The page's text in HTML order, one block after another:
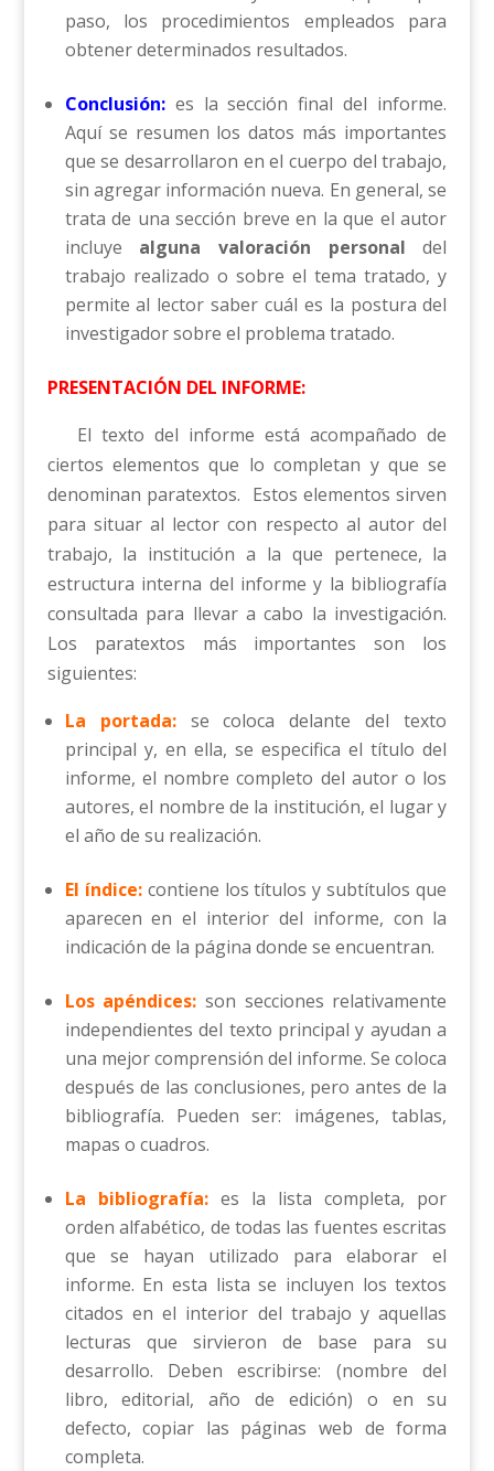
paso, los procedimientos empleados para
obtener determinados resultados.
Conclusión:es la sección final del informe.
Aquí se resumen los datos más importantes
que se desarrollaron en el cuerpo del trabajo,
sin agregar información nueva. En general, se
trata de una sección breve en la que el autor
incluye alguna valoración personal del
trabajo realizado o sobre el tema tratado, y
permite al lector saber cuál es la postura del
investigador sobre el problema tratado.
PRESENTACIÓN DEL INFORME:
El texto del informe está acompañado de
ciertos elementos que lo completan y que se
denominan paratextos. Estos elementos sirven
para situar al lector con respecto al autor del
trabajo, la institución a la que pertenece, la
estructura interna del informe y la bibliografía
consultada para llevar a cabo la investigación.
Los paratextos más importantes son los
siguientes:
La portada: se coloca delante del texto
principal y, en ella, se especifica el título del
informe, el nombre completo del autor o los
autores, el nombre de la institución, el lugar y
el año de su realización.
El índice:contiene los títulos y subtítulos que
aparecen en el interior del informe, con la
indicación de la página donde se encuentran.
Los apéndices: son secciones relativamente
independientes del texto principal y ayudan a
una mejor comprensión del informe. Se coloca
después de las conclusiones, pero antes de la
bibliografía. Pueden ser: imágenes, tablas,
mapas o cuadros.
La bibliografía:es la lista completa, por
orden alfabético, de todas las fuentes escritas
que se hayan utilizado para elaborar el
informe. En esta lista se incluyen los textos
citados en el interior del trabajo y aquellas
lecturas que sirvieron de base para su
desarrollo. Deben escribirse: (nombre del
libro, editorial, año de edición) o en su
defecto, copiar las páginas web de forma
completa.